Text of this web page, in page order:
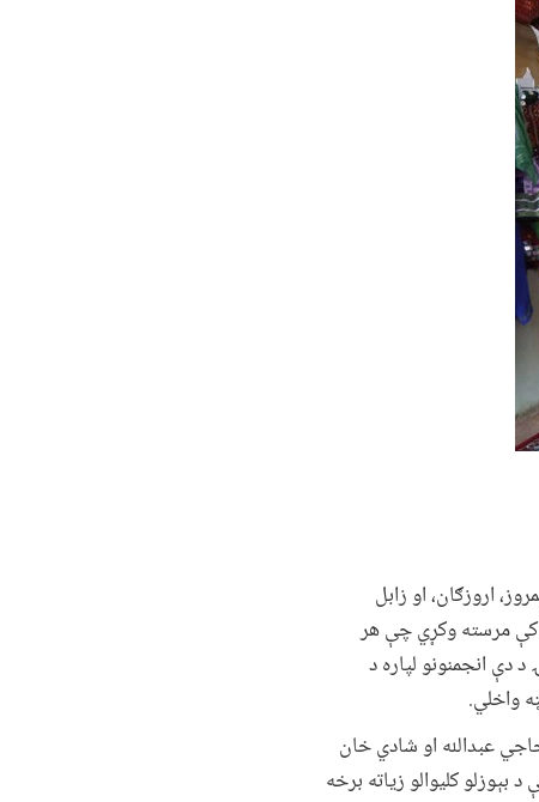
اروزګان، او زابل
جوړېدو کې مرسته وکړي چې هر
متحد او منسجم کړي. په ټوله کې ۵۴۸ میلیونه افغانۍ د دې انجمنونو لپاره د
عبدالله او شادي خان
کلیوالو زیاته برخه